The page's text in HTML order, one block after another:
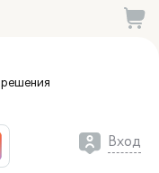
решения
Вход